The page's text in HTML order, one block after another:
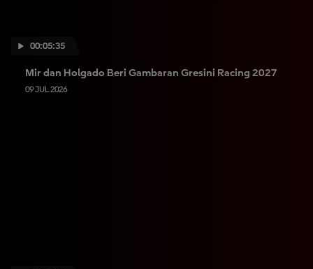
00:05:35
Mir dan Holgado Beri Gambaran Gresini Racing 2027
09 JUL 2026